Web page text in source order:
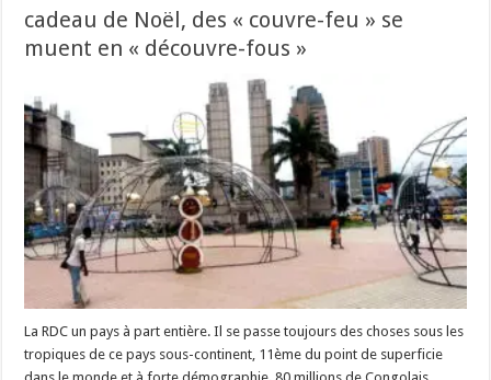
cadeau de Noël, des « couvre-feu » se
muent en « découvre-fous »
La RDC un pays à part entière. Il se passe toujours des choses sous les
tropiques de ce pays sous-continent, 11ème du point de superficie